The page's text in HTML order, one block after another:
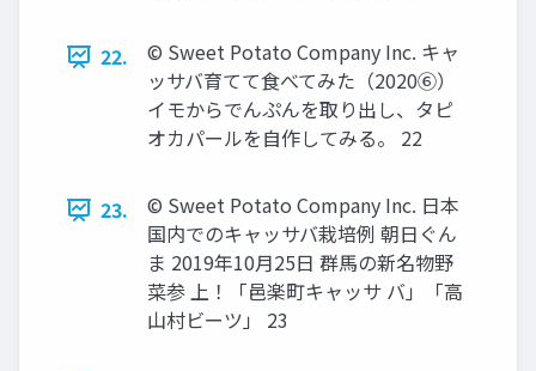
22.
© Sweet Potato Company Inc. キャ
ッサバ育てて食べてみた（2020⑥）
イモからでんぷんを取り出し、タピ
オカパールを自作してみる。 22
23.
© Sweet Potato Company Inc. 日本
国内でのキャッサバ栽培例 朝日ぐん
ま 2019年10月25日 群馬の新名物野
菜参 上！「邑楽町キャッサ バ」「高
山村ビーツ」 23